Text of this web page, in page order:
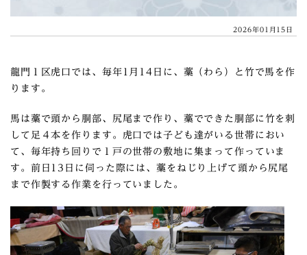
2026年01月15日
龍門１区虎口では、毎年1月14日に、藁（わら）と竹で馬を作
ります。
馬は藁で頭から胴部、尻尾まで作り、藁でできた胴部に竹を刺
して足４本を作ります。虎口では子ども達がいる世帯におい
て、毎年持ち回りで１戸の世帯の敷地に集まって作っていま
す。前日13日に伺った際には、藁をねじり上げて頭から尻尾
まで作製する作業を行っていました。